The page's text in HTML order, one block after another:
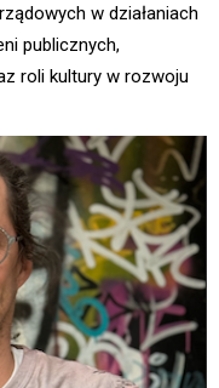
w działaniach
publicznych,
roli kultury w rozwoju